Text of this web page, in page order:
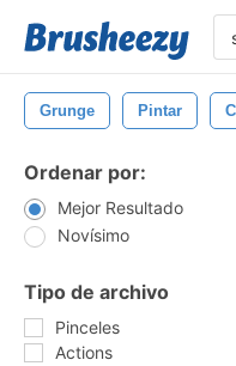
Grunge Pintar
Ordenar por:
Mejor Resultado
Novísimo
Tipo de archivo
Pinceles
Actions